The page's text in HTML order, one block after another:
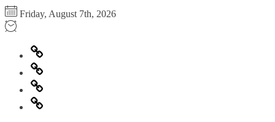
Перейти
к
содержимому
Friday, August 7th, 2026
Главная
Информация
для
правообладателей
Обратная
связь
Политика
конфиденциальности